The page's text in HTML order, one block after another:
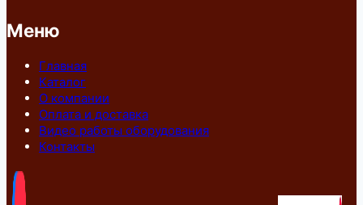
Меню
Главная
Каталог
О компании
Оплата и доставка
Видео работы оборудования
Контакты